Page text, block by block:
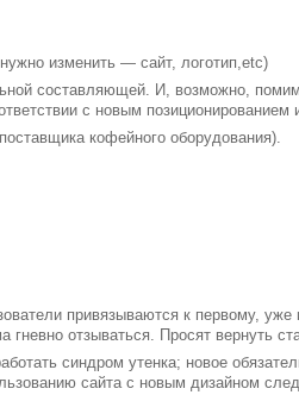
изменить — сайт, логотип,etc)
составляющей. И, возможно,
с новым позиционированием
кофейного оборудования).
привязываются к первому, уже
отзываться. Просят вернуть
синдром утенка; новое
сайта с новым дизайном